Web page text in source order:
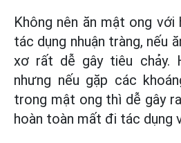
Không nên ăn mật ong
tác dụng nhuận tràng, nếu
xơ rất dễ gây tiêu chảy.
nhưng nếu gặp các
trong mật ong thì dễ gây
hoàn toàn mất đi tác dụng